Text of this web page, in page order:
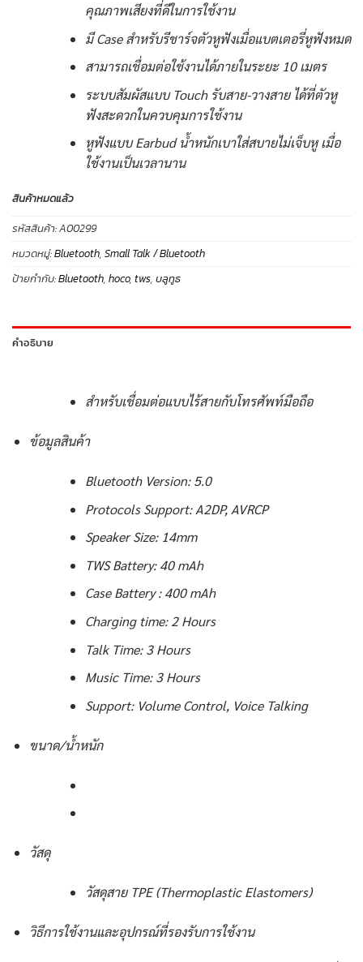
คุณภาพเสียงที่ดีในการใช้งาน
มี Case สำหรับรีชาร์จตัวหูฟังเมื่อแบตเตอรี่หูฟังหมด
สามารถเชื่อมต่อใช้งานได้ภายในระยะ 10 เมตร
ระบบสัมผัสแบบ Touch รับสาย-วางสาย ได้ที่ตัวหู
ฟังสะดวกในควบคุมการใช้งาน
หูฟังแบบ Earbud น้ำหนักเบาใส่สบายไม่เจ็บหู เมื่อ
ใช้งานเป็นเวลานาน
สินค้าหมดแล้ว
รหัสสินค้า:A00299
หมวดหมู่:Bluetooth, Small Talk / Bluetooth
ป้ายกำกับ:Bluetooth, hoco, tws, บลูทูธ
คำอธิบาย
สำหรับเชื่อมต่อแบบไร้สายกับโทรศัพท์มือถือ
ข้อมูลสินค้า
Bluetooth Version: 5.0
Protocols Support: A2DP, AVRCP
Speaker Size: 14mm
TWS Battery: 40 mAh
Case Battery : 400 mAh
Charging time: 2 Hours
Talk Time: 3 Hours
Music Time: 3 Hours
Support: Volume Control, Voice Talking
ขนาด/น้ำหนัก
วัสดุ
วัสดุสาย TPE (Thermoplastic Elastomers)
วิธีการใช้งานและอุปกรณ์ที่รองรับการใช้งาน